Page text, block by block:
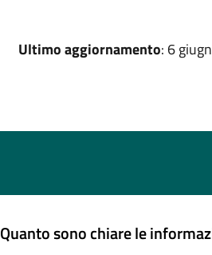
Ultimo aggiornamento: 6
Quanto sono chiare le